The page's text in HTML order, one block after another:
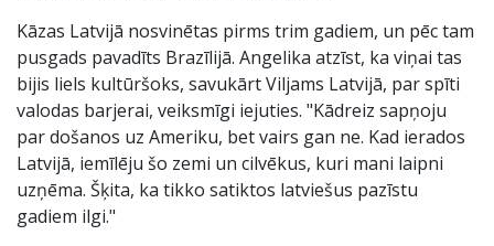
Kāzas Latvijā nosvinētas pirms trim gadiem, un pēc tam
pusgads pavadīts Brazīlijā. Angelika atzīst, ka viņai tas
bijis liels kultūršoks, savukārt Viljams Latvijā, par spīti
valodas barjerai, veiksmīgi iejuties. "Kādreiz sapņoju
par došanos uz Ameriku, bet vairs gan ne. Kad ierados
Latvijā, iemīlēju šo zemi un cilvēkus, kuri mani laipni
uzņēma. Šķita, ka tikko satiktos latviešus pazīstu
gadiem ilgi."